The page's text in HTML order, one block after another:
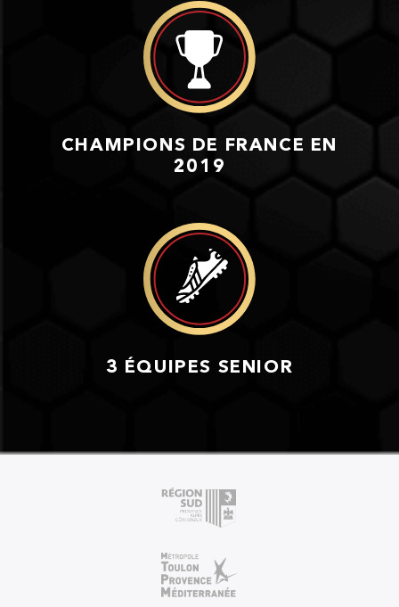
CHAMPIONS DE FRANCE EN
2019
3 ÉQUIPES SENIOR